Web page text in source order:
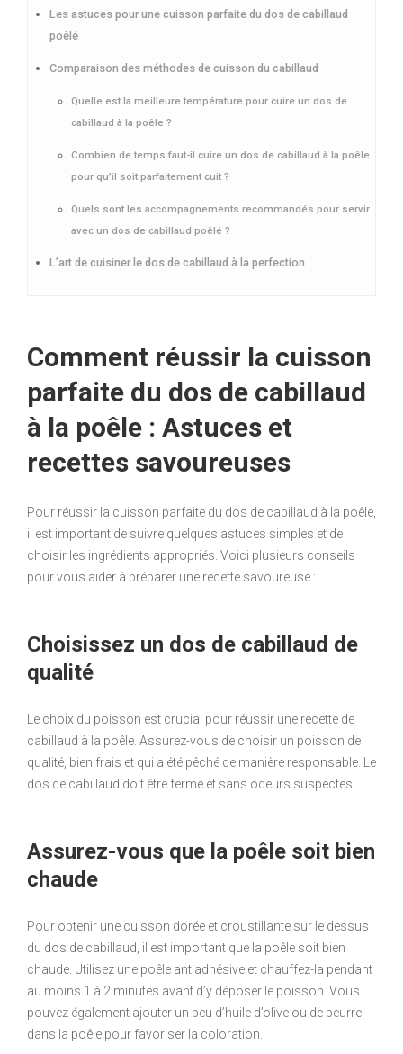
Les astuces pour une cuisson parfaite du dos de cabillaud
poêlé
Comparaison des méthodes de cuisson du cabillaud
Quelle est la meilleure température pour cuire un dos de
cabillaud à la poêle ?
Combien de temps faut-il cuire un dos de cabillaud à la poêle
pour qu’il soit parfaitement cuit ?
Quels sont les accompagnements recommandés pour servir
avec un dos de cabillaud poêlé ?
L’art de cuisiner le dos de cabillaud à la perfection
Comment réussir la cuisson
parfaite du dos de cabillaud
à la poêle : Astuces et
recettes savoureuses
Pour réussir la cuisson parfaite du dos de cabillaud à la poêle,
il est important de suivre quelques astuces simples et de
choisir les ingrédients appropriés. Voici plusieurs conseils
pour vous aider à préparer une recette savoureuse :
Choisissez un dos de cabillaud de
qualité
Le choix du poisson est crucial pour réussir une recette de
cabillaud à la poêle. Assurez-vous de choisir un poisson de
qualité, bien frais et qui a été pêché de manière responsable. Le
dos de cabillaud doit être ferme et sans odeurs suspectes.
Assurez-vous que la poêle soit bien
chaude
Pour obtenir une cuisson dorée et croustillante sur le dessus
du dos de cabillaud, il est important que la poêle soit bien
chaude. Utilisez une poêle antiadhésive et chauffez-la pendant
au moins 1 à 2 minutes avant d’y déposer le poisson. Vous
pouvez également ajouter un peu d’huile d’olive ou de beurre
dans la poêle pour favoriser la coloration.